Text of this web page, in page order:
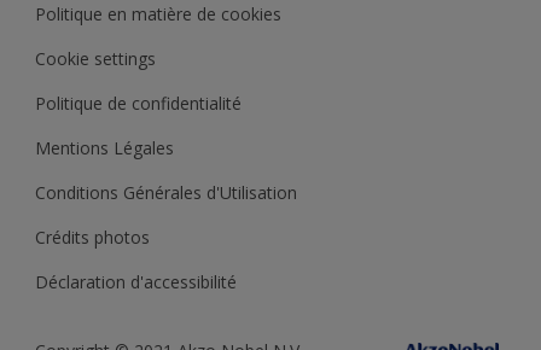
Politique en matière de cookies
Cookie settings
Politique de confidentialité
Mentions Légales
Conditions Générales d'Utilisation
Crédits photos
Déclaration d'accessibilité